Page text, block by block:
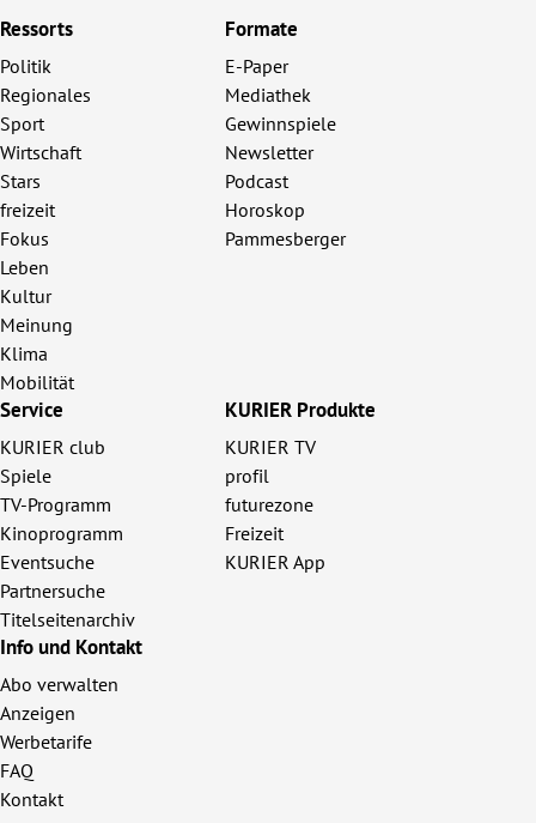
Ressorts
Politik
Regionales
Sport
Wirtschaft
Stars
freizeit
Fokus
Leben
Kultur
Meinung
Klima
Mobilität
Formate
E-Paper
Mediathek
Gewinnspiele
Newsletter
Podcast
Horoskop
Pammesberger
Service
KURIER club
Spiele
TV-Programm
Kinoprogramm
Eventsuche
Partnersuche
Titelseitenarchiv
KURIER Produkte
KURIER TV
profil
futurezone
Freizeit
KURIER App
Info und Kontakt
Abo verwalten
Anzeigen
Werbetarife
FAQ
Kontakt